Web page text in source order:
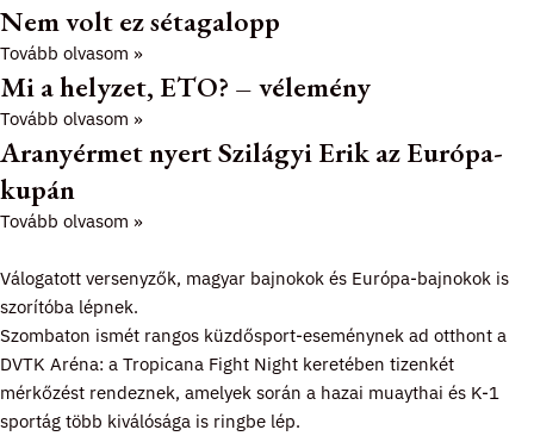
Nem volt ez sétagalopp
Tovább olvasom »
Mi a helyzet, ETO? – vélemény
Tovább olvasom »
Aranyérmet nyert Szilágyi Erik az Európa-
kupán
Tovább olvasom »
Válogatott versenyzők, magyar bajnokok és Európa-bajnokok is
szorítóba lépnek.
Szombaton ismét rangos küzdősport-eseménynek ad otthont a
DVTK Aréna: a Tropicana Fight Night keretében tizenkét
mérkőzést rendeznek, amelyek során a hazai muaythai és K-1
sportág több kiválósága is ringbe lép.